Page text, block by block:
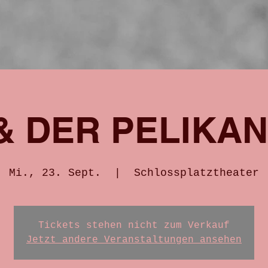
DER
Mi., 23. Sept. Schlossplatztheater
Tickets stehen nicht zum Verkauf
Jetzt andere Veranstaltungen ansehen